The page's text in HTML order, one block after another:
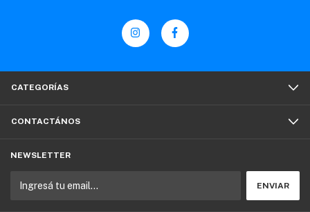
CATEGORÍAS
CONTACTÁNOS
NEWSLETTER